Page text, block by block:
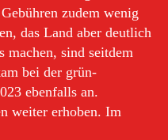
zudem wenig
das Land aber deutlich
sind seitdem
bei der grün-
ebenfalls an.
weiter erhoben. Im